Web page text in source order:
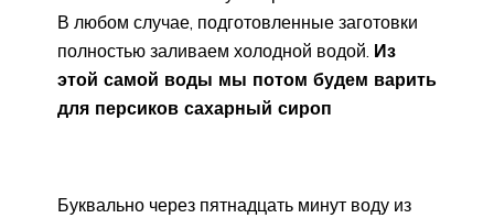
В любом случае, подготовленные заготовки
полностью заливаем холодной водой. Из
этой самой воды мы потом будем варить
для персиков сахарный сироп
Буквально через пятнадцать минут воду из